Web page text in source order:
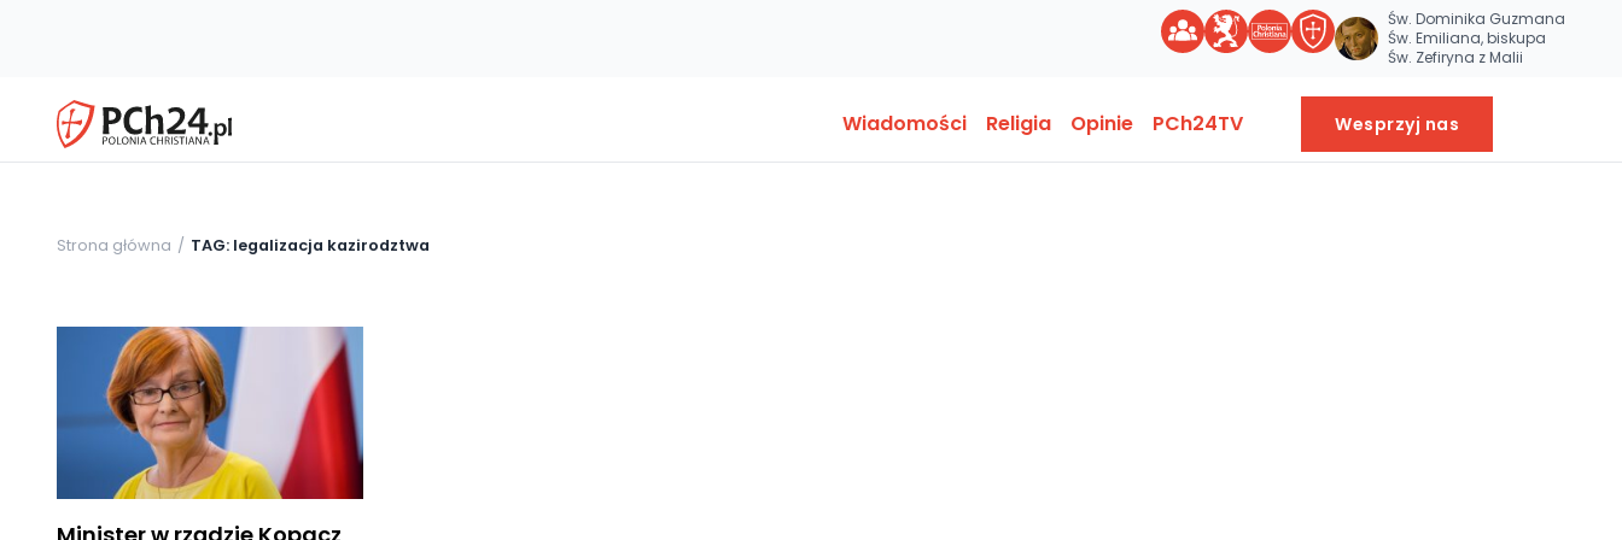
Św. Dominika Guzmana
Św. Emiliana, biskupa
Św. Zefiryna z Malii
Wiadomości Religia Opinie PCh24TV Wesprzyj nas
Strona główna TAG: legalizacja kazirodztwa